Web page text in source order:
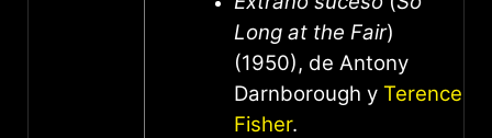
Long at the Fair)
(1950), de Antony
Darnborough y Terence
Fisher.